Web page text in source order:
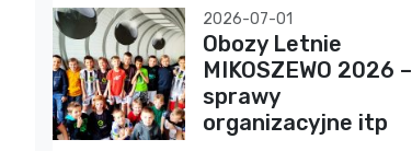
2026-07-01
Obozy Letnie
MIKOSZEWO 2026 –
sprawy
organizacyjne itp